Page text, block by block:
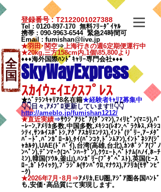
全
国
登録番号 : T2122001027388
Tel : 0120-897-170 無料ﾌﾘｰﾀﾞｲﾔﾙ
携帯 : 090-9963-6544緊急24時間可
Email : fumishan@live.jp
★羽田･関空⇒上海行きの週6定期便運行中
★20kg,三方158cm内,1個\85,800より
♦♦♦海外国際ﾊﾝﾄﾞｷｬﾘｰ専門会社♦♦♦
SkyWayExpress
ｽｶｲｳｪｲｴｸｽﾌﾟﾚｽ
★ﾍﾞﾃﾗﾝｷｬﾘｱ8名在籍★​経験者ｷｬﾘｱ募集中
👇👇日々,ｱﾒﾌﾞﾛ更新しています‼👇👇
http://ameblo.jp/fumishan1212/
★直近実績⇒ｻｳｼﾞｱﾗﾋﾞｱ(ﾀﾞﾝﾏﾝ),ﾌｨﾘﾋﾟﾝ(ﾏﾆﾗ),ﾊﾞ
ｰﾚｰﾝ,ｱﾒﾘｶ多数,中国多数,ﾒｷｼｺ(ﾚｵﾝ,ﾍﾞﾗｸﾙｽ,ﾒｷｼｺ
ｼﾃｨ,ｻﾝﾙｲｽﾎﾟﾄｼ,ｱｸﾞｱｽｶﾘｴﾝﾃｽ),ｲﾝﾄﾞ(ﾃﾞﾘｰ,ｱｰﾒﾀﾞ
ﾊﾞｰﾄﾞ,ﾊﾞﾝｶﾞﾛｰﾙ),ﾀｲ(ﾊﾞﾝｺｸ,ﾄﾞﾝﾑｱﾝ),ｲﾝﾄﾞﾈｼｱ(ｼﾞ
ｬｶﾙﾀ),UAE(ﾄﾞﾊﾞｲ),台湾(高雄,台北),ｶﾝﾎﾞｼﾞｱ(ﾌﾟﾉ
ﾝﾍﾟﾝ),ﾃﾞﾝﾏｰｸ(ｺﾍﾟﾝﾊｰｹﾞﾝ),ｸｳｪｰﾄ,ﾍﾞﾄﾅﾑ(ﾊﾉｲ,ﾎｰﾁ
ﾐﾝ),韓国(ｿｳﾙ,釜山),ﾊﾝｶﾞﾘｰ(ﾌﾞﾀﾞﾍﾟｽﾄ),英国(ﾋｰｽ
ﾛｰ,ｶﾞﾄｳｨｯｸ),ﾌﾞﾗｼﾞﾙ(ｻﾝﾊﾟｳﾛ,ﾏﾅｳｽ),ｱﾌﾘｶ(ﾓｻﾞﾝﾋﾞ
ｰｸ)
★2026年7月･8月⇒ｱﾒﾘｶ,EU圏,ｱｼﾞｱ圏各国ﾊﾝﾄﾞ
も,安価･高品質にて実現します。